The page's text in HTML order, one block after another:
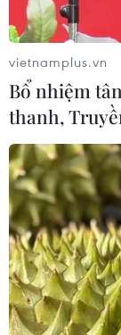
vietnamplus.vn
Bổ nhiệm
thanh,